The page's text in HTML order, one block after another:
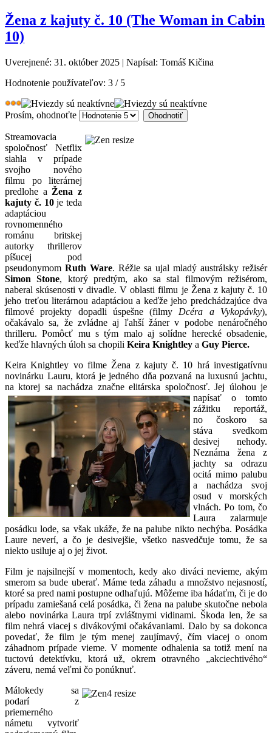
Žena z kajuty č. 10 (The Woman in Cabin
10)
Uverejnené: 31. október 2025 | Napísal: Tomáš Kičina
Hodnotenie používateľov: 3 / 5
Prosím, ohodnoťte
Streamovacia
spoločnosť Netflix
siahla v prípade
svojho nového
filmu po literárnej
predlohe a Žena z
kajuty č. 10je teda
adaptáciou
rovnomenného
románu britskej
autorky thrillerov
píšucej pod
pseudonymom Ruth Ware. Réžie sa ujal mladý austrálsky režisér
Simon Stone, ktorý predtým, ako sa stal filmovým režisérom,
naberal skúsenosti v divadle. V oblasti filmu je Žena z kajuty č. 10
jeho treťou literárnou adaptáciou a keďže jeho predchádzajúce dva
filmové projekty dopadli úspešne (filmy Dcéra a Vykopávky),
očakávalo sa, že zvládne aj ľahší žáner v podobe nenáročného
thrilleru. Pomôcť mu s tým malo aj solídne herecké obsadenie,
keďže hlavných úloh sa chopili Keira Knightley a Guy Pierce.
Keira Knightley vo filme Žena z kajuty č. 10 hrá investigatívnu
novinárku Lauru, ktorá je jedného dňa pozvaná na luxusnú jachtu,
na ktorej sa nachádza značneelitárska spoločnosť. Jej úlohou je
napísať o tomto
zážitku reportáž,
no čoskoro sa
stáva svedkom
desivej nehody.
Neznáma žena z
jachty sa odrazu
ocitá mimo palubu
a nachádza svoj
osud v morských
vlnách. Po tom, čo
Laura zalarmuje
posádku lode, sa však ukáže, že na palube nikto nechýba. Posádka
Laure neverí, a čo je desivejšie, všetko nasvedčuje tomu, že sa
niekto usiluje aj o jej život.
Film je najsilnejší v momentoch, kedy ako diváci nevieme, akým
smerom sa bude uberať. Máme teda záhadu a množstvo nejasností,
ktoré sa pred nami postupne odhaľujú. Môžeme iba hádaťm, či je do
prípadu zamiešaná celá posádka, či žena na palube skutočne nebola
alebo novinárka Laura trpí zvláštnymi vidinami. Škoda len, že sa
film nehrá viacej s divákovými očakávaniami. Dalo by sa dokonca
povedať, že film je tým menej zaujímavý, čím viacej o onom
záhadnom prípade vieme. V momente odhalenia sa totiž mení na
tuctovú detektívku, ktorá už, okrem otravného „akciechtivého“
záveru, nemá veľmi čo ponúknuť.
Málokedy sa
podarí z
priemerného
námetu vytvoriť